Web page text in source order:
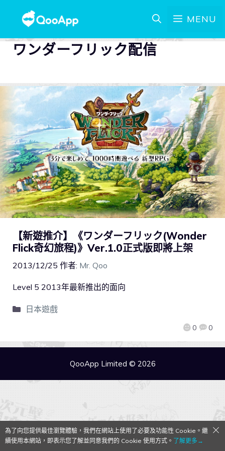
MENU
ワンダーフリック配信
【新遊推介】《ワンダーフリック(Wonder
Flick奇幻旅程)》Ver.1.0正式版即將上架
2013/12/25 作者: Mr. Qoo
0 0
Level 5 2013年最新推出的面向
日本遊戲
QooApp Limited © 2026
為了向您提供最佳瀏覽體驗，我們在網站上使用了必要及功能性 Cookie。繼
續使用本網站，即表示您了解並同意我們的 Cookie 使用方式。 了解更多→